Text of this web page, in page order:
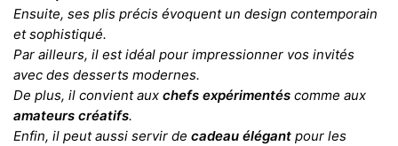
Ensuite, ses plis précis évoquent un design contemporain
et sophistiqué.
Par ailleurs, il est idéal pour impressionner vos invités
avec des desserts modernes.
De plus, il convient aux chefs expérimentés comme aux
amateurs créatifs.
Enfin, il peut aussi servir de cadeau élégant pour les